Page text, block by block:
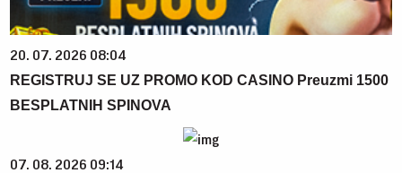
20. 07. 2026 08:04
REGISTRUJ SE UZ PROMO KOD CASINO Preuzmi 1500
BESPLATNIH SPINOVA
07. 08. 2026 09:14